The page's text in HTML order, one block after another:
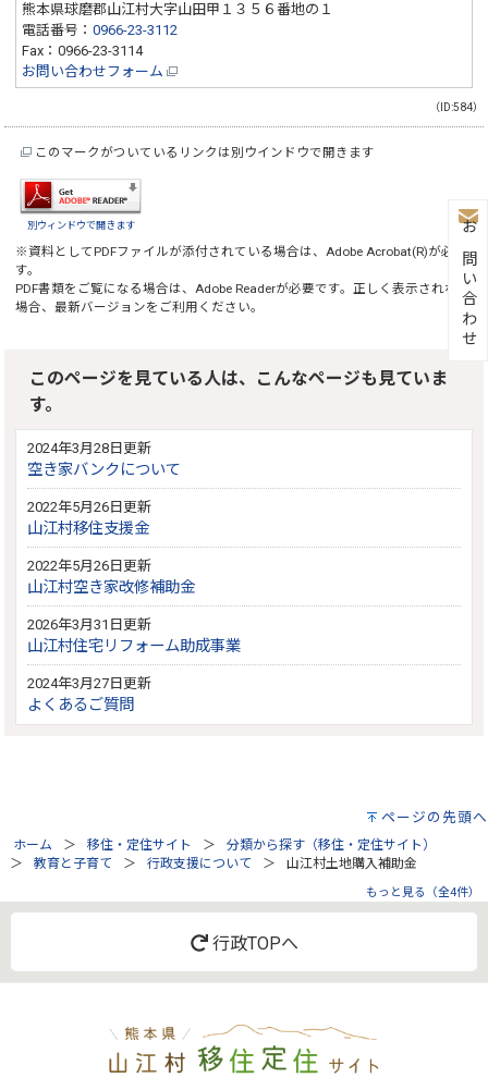
お問い合わせ
熊本県球磨郡山江村大字山田甲１３５６番地の１
電話番号：0966-23-3112
Fax：0966-23-3114
お問い合わせフォーム
（ID:584）
このマークがついているリンクは別ウインドウで開きます
別ウィンドウで開きます
※資料としてPDFファイルが添付されている場合は、Adobe Acrobat(R)が必要で
す。
PDF書類をご覧になる場合は、Adobe Readerが必要です。正しく表示されない
場合、最新バージョンをご利用ください。
このページを見ている人は、こんなページも見ていま
す。
2024年3月28日更新
空き家バンクについて
2022年5月26日更新
山江村移住支援金
2022年5月26日更新
山江村空き家改修補助金
2026年3月31日更新
山江村住宅リフォーム助成事業
2024年3月27日更新
よくあるご質問
ページの先頭へ
ホーム 移住・定住サイト
分類から探す（移住・定住サイト）
教育と子育て
行政支援について 山江村土地購入補助金
もっと見る（全4件）
行政TOPへ